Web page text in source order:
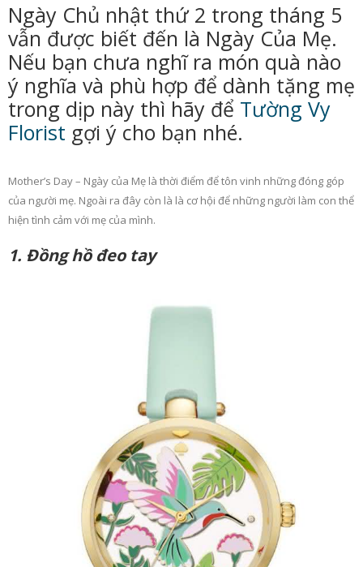
Ngày Chủ nhật thứ 2 trong tháng 5
vẫn được biết đến là Ngày Của Mẹ.
Nếu bạn chưa nghĩ ra món quà nào
ý nghĩa và phù hợp để dành tặng mẹ
trong dịp này thì hãy để Tường Vy
Florist gợi ý cho bạn nhé.
Mother’s Day – Ngày của Mẹ là thời điểm để tôn vinh những đóng góp
của người mẹ. Ngoài ra đây còn là là cơ hội để những người làm con thể
hiện tình cảm với mẹ của mình.
1. Đồng hồ đeo tay
nhé!
08/10/2018
nghĩa
01/10/2018